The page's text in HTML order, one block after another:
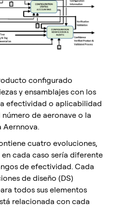
configurado
y ensamblajes con los
efectividad o aplicabilidad
de aeronave o la
Aernnova.
cuatro evoluciones,
cada caso sería diferente
de efectividad. Cada
de diseño (DS)
todos sus elementos
relacionada con cada